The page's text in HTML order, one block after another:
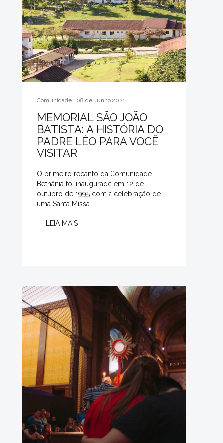
Comunidade | 08 de Junho 2021
MEMORIAL SÃO JOÃO
BATISTA: A HISTÓRIA DO
PADRE LÉO PARA VOCÊ
VISITAR
O primeiro recanto da Comunidade
Bethânia foi inaugurado em 12 de
outubro de 1995 com a celebração de
uma Santa Missa...
LEIA MAIS